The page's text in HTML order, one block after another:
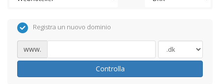
Registra un nuovo dominio
www.
Controlla